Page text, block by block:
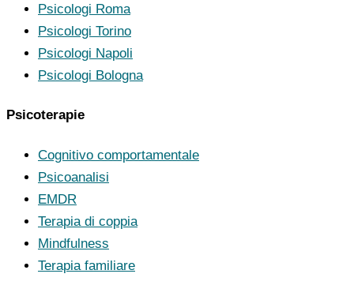
Psicologi Roma
Psicologi Torino
Psicologi Napoli
Psicologi Bologna
Psicoterapie
Cognitivo comportamentale
Psicoanalisi
EMDR
Terapia di coppia
Mindfulness
Terapia familiare